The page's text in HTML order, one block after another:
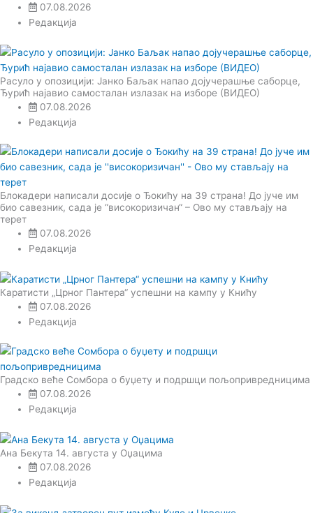
07.08.2026
Редакција
Расуло у опозицији: Јанко Баљак напао дојучерашње саборце,
Ђурић најавио самосталан излазак на изборе (ВИДЕО)
07.08.2026
Редакција
Блокадери написали досије о Ђокићу на 39 страна! До јуче им
био савезник, сада је “високоризичан“ – Ово му стављају на
терет
07.08.2026
Редакција
Каратисти „Црног Пантера“ успешни на кампу у Книћу
07.08.2026
Редакција
Градско веће Сомбора о буџету и подршци пољопривредницима
07.08.2026
Редакција
Ана Бекута 14. августа у Оџацима
07.08.2026
Редакција